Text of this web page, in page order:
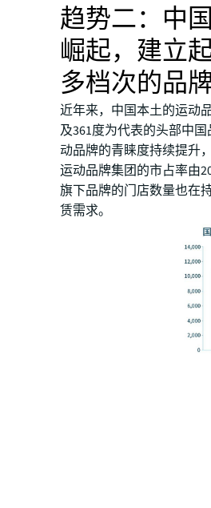
趋势二：中
崛起，建立
多档次的品
近年来，中国本土的运动
及361度为代表的头部中
动品牌的青睐度持续提升
运动品牌集团的市占率由
旗下品牌的门店数量也在
赁需求。